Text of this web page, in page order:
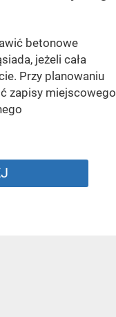
betonowe
jeżeli cała
Przy planowaniu
zapisy miejscowego